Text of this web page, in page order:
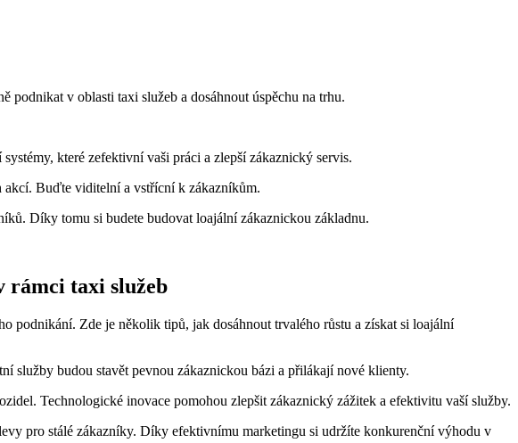
v oblasti taxi služeb a dosáhnout úspěchu na trhu.
které zefektivní vaši práci a zlepší zákaznický servis.
Buďte viditelní a vstřícní k zákazníkům.
Díky tomu si budete budovat loajální zákaznickou základnu.
rámci taxi služeb
podnikání. Zde je několik tipů, jak dosáhnout trvalého růstu a získat si loajální
služby budou stavět pevnou zákaznickou bázi a přilákají nové klienty.
Technologické inovace pomohou zlepšit zákaznický zážitek a efektivitu vaší služby.
pro stálé zákazníky. Díky efektivnímu marketingu si udržíte konkurenční výhodu v